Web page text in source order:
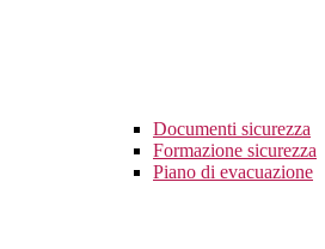
Documenti sicurezza
Formazione sicurezza
Piano di evacuazione